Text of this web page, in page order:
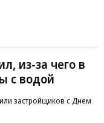
из-за чего в
с водой
застройщиков с Днем